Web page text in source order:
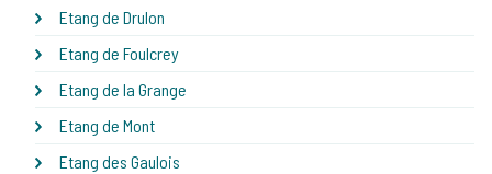
Etang de Drulon
Etang de Foulcrey
Etang de la Grange
Etang de Mont
Etang des Gaulois